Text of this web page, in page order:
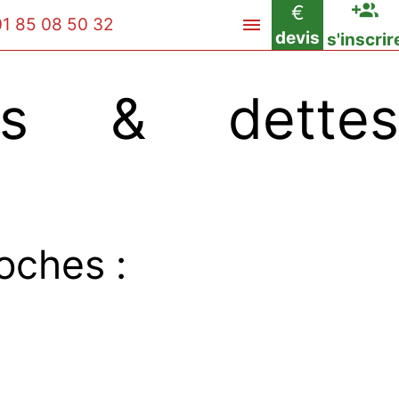
85 08 50 32
€
devis
& dettes
: